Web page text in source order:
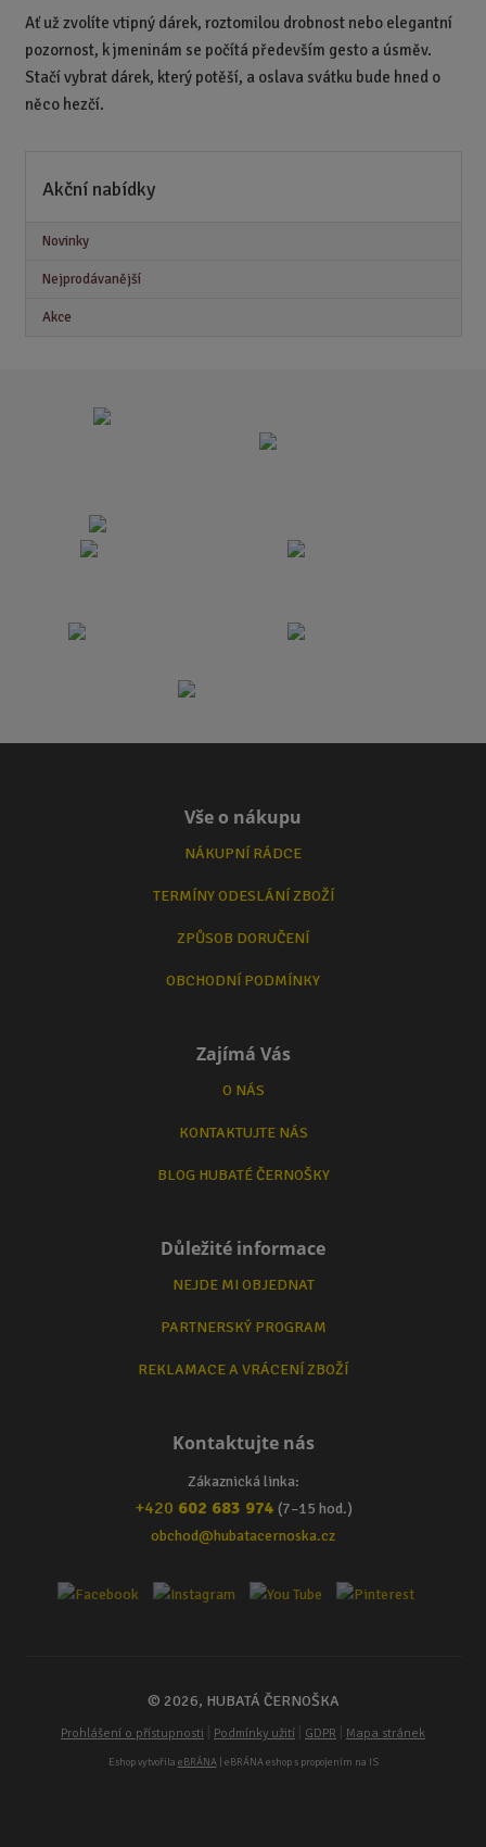
Ať už zvolíte vtipný dárek, roztomilou drobnost nebo elegantní
pozornost, k jmeninám se počítá především gesto a úsměv.
Stačí vybrat dárek, který potěší, a oslava svátku bude hned o
něco hezčí.
Akční nabídky
Novinky
Nejprodávanější
Akce
Vše o nákupu
NÁKUPNÍ RÁDCE
TERMÍNY ODESLÁNÍ ZBOŽÍ
ZPŮSOB DORUČENÍ
OBCHODNÍ PODMÍNKY
Zajímá Vás
O NÁS
KONTAKTUJTE NÁS
BLOG HUBATÉ ČERNOŠKY
Důležité informace
NEJDE MI OBJEDNAT
PARTNERSKÝ PROGRAM
REKLAMACE A VRÁCENÍ ZBOŽÍ
Kontaktujte nás
Zákaznická linka:
+420 602 683 974 (7–15 hod.)
obchod@hubatacernoska.cz
© 2026, HUBATÁ ČERNOŠKA
Prohlášení o přístupnosti Podmínky užití GDPR Mapa stránek
Eshop vytvořila eBRÁNA| eBRÁNA eshop s propojením na IS